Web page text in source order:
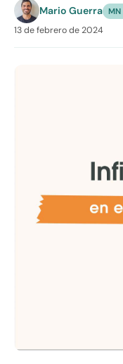
Mario Guerra
13 de febrero de 2024